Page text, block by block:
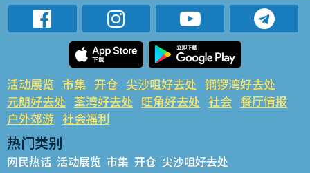
活动展览 市集 开仓 尖沙咀好去处 铜锣湾好去处
元朗好去处 荃湾好去处 旺角好去处 社会 餐厅情报
户外郊游 社会福利
热门类别
网民热话 活动展览 市集 开仓 尖沙咀好去处